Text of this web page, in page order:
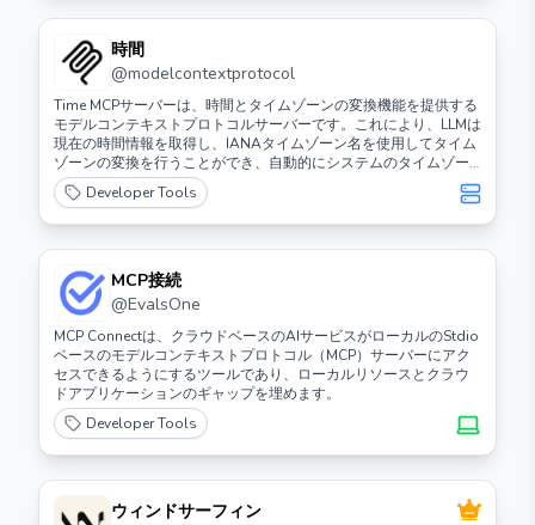
時間
@modelcontextprotocol
Time MCPサーバーは、時間とタイムゾーンの変換機能を提供する
モデルコンテキストプロトコルサーバーです。これにより、LLMは
現在の時間情報を取得し、IANAタイムゾーン名を使用してタイム
ゾーンの変換を行うことができ、自動的にシステムのタイムゾー
ンを検出します。
Developer Tools
MCP接続
@EvalsOne
MCP Connectは、クラウドベースのAIサービスがローカルのStdio
ベースのモデルコンテキストプロトコル（MCP）サーバーにアク
セスできるようにするツールであり、ローカルリソースとクラウ
ドアプリケーションのギャップを埋めます。
Developer Tools
ウィンドサーフィン